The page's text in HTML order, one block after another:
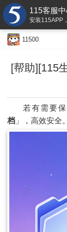
115客服
安装115APP
11500
[帮助][115
若有需要
档 」，高效安全。